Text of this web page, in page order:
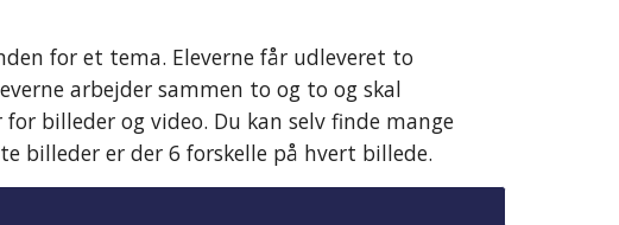
for et tema. Eleverne får udleveret to
arbejder sammen to og to og skal
billeder og video. Du kan selv finde mange
billeder er der 6 forskelle på hvert billede.